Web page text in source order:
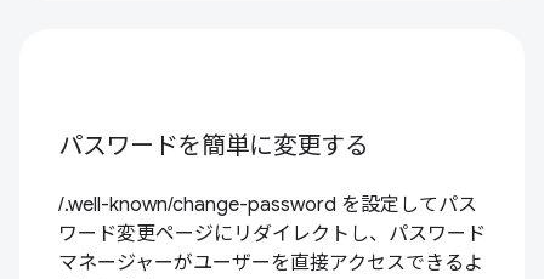
パスワードを簡単に変更する
/.well-known/change-password を設定してパス
ワード変更ページにリダイレクトし、パスワード
マネージャーがユーザーを直接アクセスできるよ